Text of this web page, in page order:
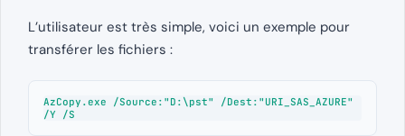
L’utilisateur est très simple, voici un exemple pour
transférer les fichiers :
AzCopy.exe /Source:"D:\pst" /Dest:"URI_SAS_AZURE"
/Y /S